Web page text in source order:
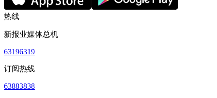
热线
新报业媒体总机
63196319
订阅热线
63883838